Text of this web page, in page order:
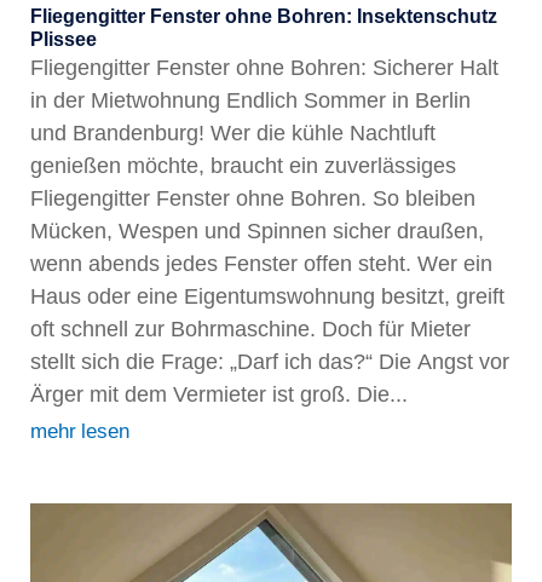
Fliegengitter Fenster ohne Bohren: Insektenschutz
Plissee
Fliegengitter Fenster ohne Bohren: Sicherer Halt
in der Mietwohnung Endlich Sommer in Berlin
und Brandenburg! Wer die kühle Nachtluft
genießen möchte, braucht ein zuverlässiges
Fliegengitter Fenster ohne Bohren. So bleiben
Mücken, Wespen und Spinnen sicher draußen,
wenn abends jedes Fenster offen steht. Wer ein
Haus oder eine Eigentumswohnung besitzt, greift
oft schnell zur Bohrmaschine. Doch für Mieter
stellt sich die Frage: „Darf ich das?“ Die Angst vor
Ärger mit dem Vermieter ist groß. Die...
mehr lesen